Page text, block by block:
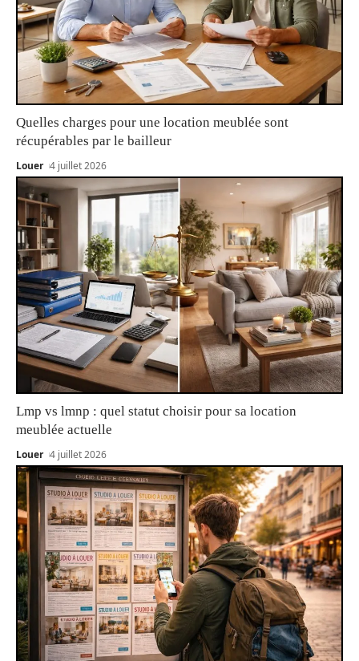
Quelles charges pour une location meublée sont
récupérables par le bailleur
Louer 4 juillet 2026
Lmp vs lmnp : quel statut choisir pour sa location
meublée actuelle
Louer 4 juillet 2026